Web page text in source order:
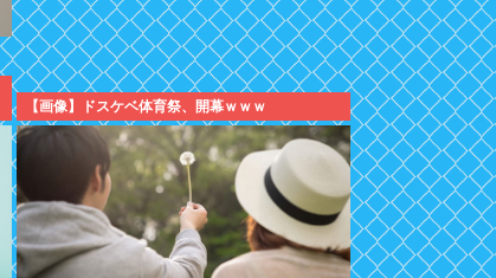
【画像】ドスケベ体育祭、開幕ｗｗｗ